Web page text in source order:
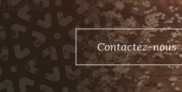
Contactez-nous